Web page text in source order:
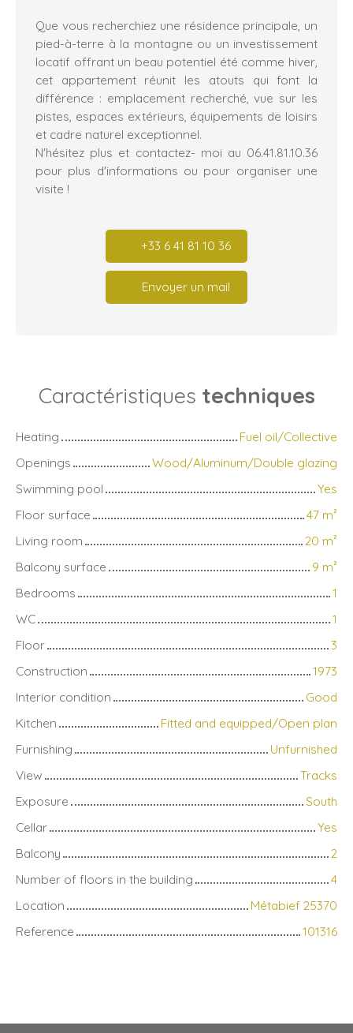
Que vous recherchiez une résidence principale, un
pied-à-terre à la montagne ou un investissement
locatif offrant un beau potentiel été comme hiver,
cet appartement réunit les atouts qui font la
différence : emplacement recherché, vue sur les
pistes, espaces extérieurs, équipements de loisirs
et cadre naturel exceptionnel.
N'hésitez plus et contactez- moi au 06.41.81.10.36
pour plus d'informations ou pour organiser une
visite !
+33 6 41 81 10 36
Envoyer un mail
Caractéristiques techniques
Heating
Fuel oil/Collective
Openings
Wood/Aluminum/Double glazing
Swimming pool
Yes
Floor surface
47 m²
Living room
20 m²
Balcony surface
9 m²
Bedrooms
1
WC
1
Floor
3
Construction
1973
Interior condition
Good
Kitchen
Fitted and equipped/Open plan
Furnishing
Unfurnished
View
Tracks
Exposure
South
Cellar
Yes
Balcony
2
Number of floors in the building
4
Location
Métabief 25370
Reference
101316